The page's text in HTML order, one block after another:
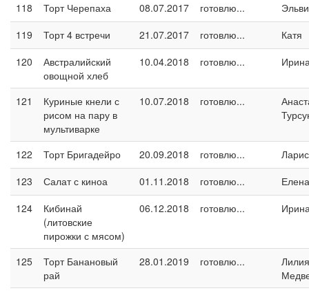
118
Торт Черепаха 08.07.2017 готовлю...
119
Торт 4 встречи 21.07.2017 готовлю...
Катя
120
Австралийский
овощной хлеб
10.04.2018 готовлю...
121
Куриные кнели с
рисом на пару в
мультиварке
10.07.2018 готовлю...
122 Торт Бригадейро 20.09.2018 готовлю...
123
Салат с киноа 01.11.2018 готовлю...
124
Кибинай
(литовские
пирожки с мясом)
06.12.2018 готовлю...
125
Торт Банановый
рай
28.01.2019 готовлю...
Лилия